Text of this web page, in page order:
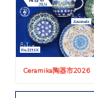
Ceramika陶器市2026